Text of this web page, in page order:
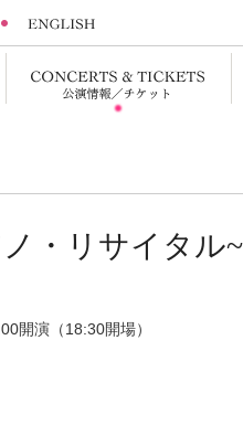
・リサイタル
開演（18:30開場）